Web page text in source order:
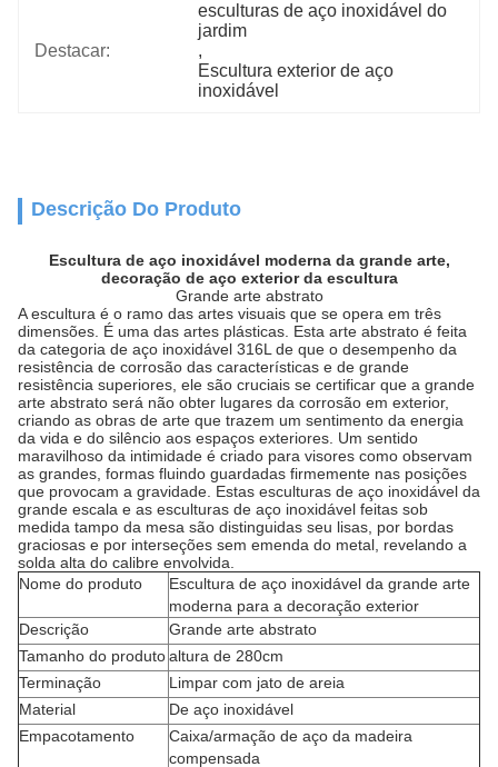
Destacar:
esculturas de aço inoxidável do
jardim
,
Escultura exterior de aço
inoxidável
Descrição Do Produto
Escultura de aço inoxidável moderna da grande arte,
decoração de aço exterior da escultura
Grande arte abstrato
A escultura é o ramo das artes visuais que se opera em três
dimensões. É uma das artes plásticas. Esta arte abstrato é feita
da categoria de aço inoxidável 316L de que o desempenho da
resistência de corrosão das características e de grande
resistência superiores, ele são cruciais se certificar que a grande
arte abstrato será não obter lugares da corrosão em exterior,
criando as obras de arte que trazem um sentimento da energia
da vida e do silêncio aos espaços exteriores. Um sentido
maravilhoso da intimidade é criado para visores como observam
as grandes, formas fluindo guardadas firmemente nas posições
que provocam a gravidade. Estas esculturas de aço inoxidável da
grande escala e as esculturas de aço inoxidável feitas sob
medida tampo da mesa são distinguidas seu lisas, por bordas
graciosas e por interseções sem emenda do metal, revelando a
solda alta do calibre envolvida.
Nome do produto
Escultura de aço inoxidável da grande arte
moderna para a decoração exterior
Descrição
Grande arte abstrato
Tamanho do produtoaltura de 280cm
Terminação
Limpar com jato de areia
Material
De aço inoxidável
Empacotamento
Caixa/armação de aço da madeira
compensada